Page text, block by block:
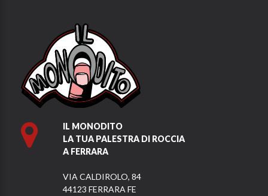
IL MONODITO
LA TUA PALESTRA DI ROCCIA
A FERRARA
VIA CALDIROLO, 84
44123 FERRARA FE